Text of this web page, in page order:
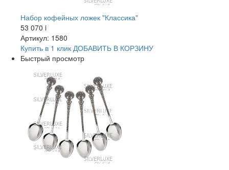
Набор кофейных ложек "Классика"
53 070 i
Артикул: 1580
Купить в 1 клик ДОБАВИТЬ В КОРЗИНУ
Быстрый просмотр